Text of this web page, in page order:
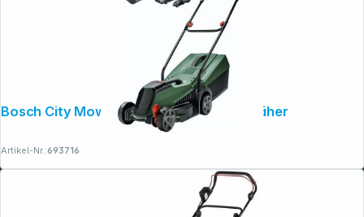
Bosch City Mower 18V-32 Akku-Rasenmäher
Artikel-Nr.:693716